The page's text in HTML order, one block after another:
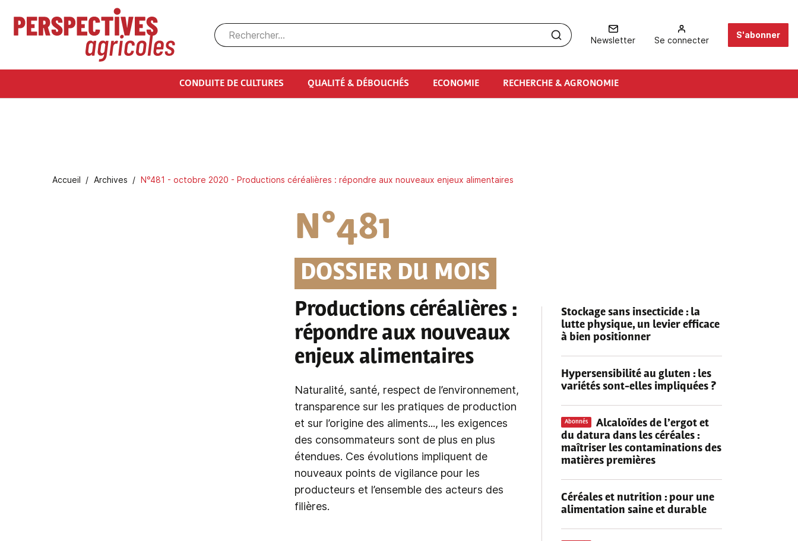
Aller au contenu principal
Newsletter Se connecter
S'abonner
CONDUITE DE CULTURES QUALITÉ & DÉBOUCHÉS ECONOMIE RECHERCHE & AGRONOMIE
Fil d'Ariane
Accueil Archives N°481 - octobre 2020 - Productions céréalières : répondre aux nouveaux enjeux alimentaires
N°481
DOSSIER DU MOIS
Productions céréalières :
répondre aux nouveaux
enjeux alimentaires
Naturalité, santé, respect de l’environnement,
transparence sur les pratiques de production
et sur l’origine des aliments..., les exigences
des consommateurs sont de plus en plus
étendues. Ces évolutions impliquent de
nouveaux points de vigilance pour les
producteurs et l’ensemble des acteurs des
filières.
Stockage sans insecticide : la
lutte physique, un levier efficace
à bien positionner
Hypersensibilité au gluten : les
variétés sont-elles impliquées ?
Abonnés
Alcaloïdes de l’ergot et
du datura dans les céréales :
maîtriser les contaminations des
matières premières
Céréales et nutrition : pour une
alimentation saine et durable